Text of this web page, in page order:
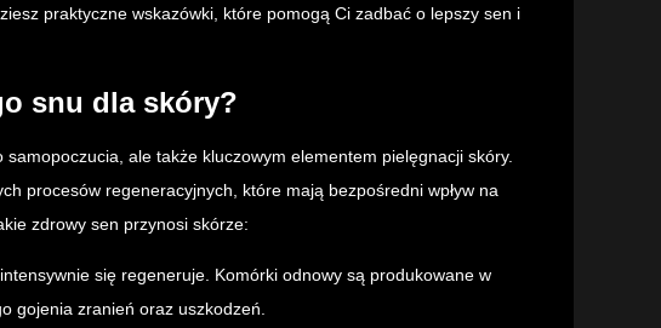
praktyczne wskazówki, które pomogą Ci zadbać o lepszy sen i
snu dla skóry?
ale także kluczowym elementem pielęgnacji skóry.
procesów regeneracyjnych, które mają bezpośredni wpływ na
zdrowy sen przynosi skórze:
się regeneruje. Komórki odnowy są produkowane w
gojenia zranień oraz uszkodzeń.